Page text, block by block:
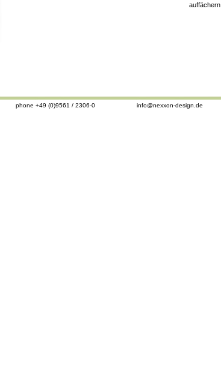
auffächern.
phone +49 (0)9561 / 2306-0 info@nexxon-design.de